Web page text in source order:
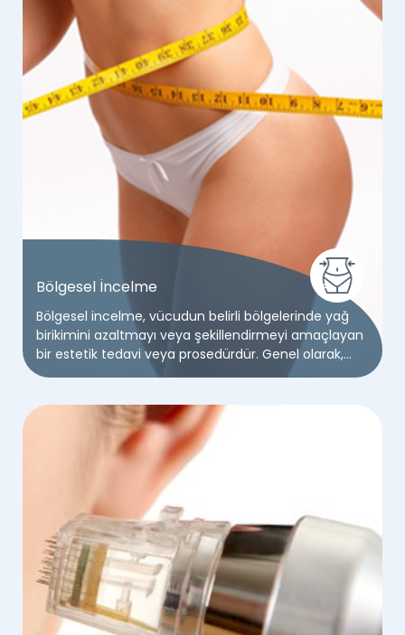
Bölgesel İncelme
Bölgesel incelme, vücudun belirli bölgelerinde yağ
birikimini azaltmayı veya şekillendirmeyi amaçlayan
bir estetik tedavi veya prosedürdür. Genel olarak,
kilo verme ve egzersizle hedeflenen bölgelerdeki
söz konusu olduğunda en büyük eleştirmenlerdir.
Kadınların %91’i vücutlarında değiştirmek veya
azaltmak istedikleri şeyler olduğunu söylüyor.